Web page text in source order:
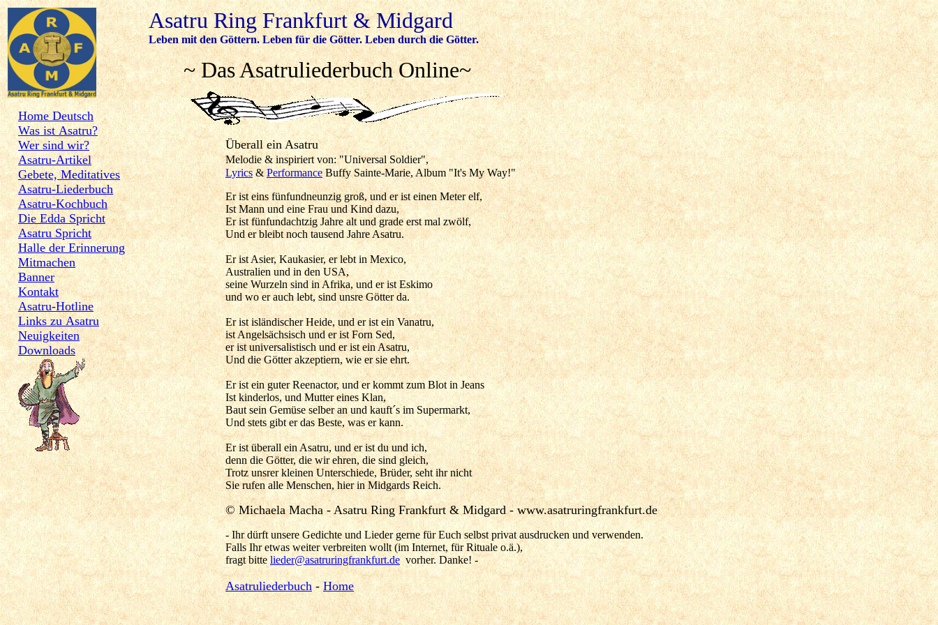
Home Deutsch
Was ist Asatru?
Wer sind wir?
Asatru-Artikel
Gebete, Meditatives
Asatru-Liederbuch
Asatru-Kochbuch
Die Edda Spricht
Asatru Spricht
Halle der Erinnerung
Mitmachen
Banner
Kontakt
Asatru-Hotline
Links zu Asatru
Neuigkeiten
Downloads
Asatru Ring Frankfurt & Midgard
Leben mit den Göttern. Leben für die Götter. Leben durch die Götter.
~ Das Asatruliederbuch Online~
Überall ein Asatru
Melodie & inspiriert von: "Universal Soldier",
Lyrics&PerformanceBuffy Sainte-Marie, Album "It's My Way!"
Er ist eins fünfundneunzig groß, und er ist einen Meter elf,
Ist Mann und eine Frau und Kind dazu,
Er ist fünfundachtzig Jahre alt und grade erst mal zwölf,
Und er bleibt noch tausend Jahre Asatru.
Er ist Asier, Kaukasier, er lebt in Mexico,
Australien und in den USA,
seine Wurzeln sind in Afrika, und er ist Eskimo
und wo er auch lebt, sind unsre Götter da.
Er ist isländischer Heide, und er ist ein Vanatru,
ist Angelsächsisch und er ist Forn Sed,
er ist universalistisch und er ist ein Asatru,
Und die Götter akzeptiern, wie er sie ehrt.
Er ist ein guter Reenactor, und er kommt zum Blot in Jeans
Ist kinderlos, und Mutter eines Klan,
Baut sein Gemüse selber an und kauft´s im Supermarkt,
Und stets gibt er das Beste, was er kann.
Er ist überall ein Asatru, und er ist du und ich,
denn die Götter, die wir ehren, die sind gleich,
Trotz unsrer kleinen Unterschiede, Brüder, seht ihr nicht
Sie rufen alle Menschen, hier in Midgards Reich.
© Michaela Macha - Asatru Ring Frankfurt & Midgard - www.asatruringfrankfurt.de
- Ihr dürft unsere Gedichte und Lieder gerne für Euch selbst privat ausdrucken und verwenden.
Falls Ihr etwas weiter verbreiten wollt (im Internet, für Rituale o.ä.),
fragt bittelieder@asatruringfrankfurt.devorher. Danke! -
Asatruliederbuch -Home